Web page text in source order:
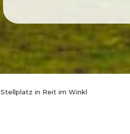
Stellplatz in Reit im Winkl